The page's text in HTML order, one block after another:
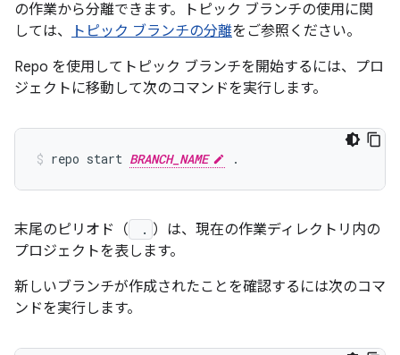
の作業から分離できます。トピック ブランチの使用に関
しては、
トピック ブランチの分離をご参照ください。
Repo を使用してトピック ブランチを開始するには、プロ
ジェクトに移動して次のコマンドを実行します。
repo start BRANCH_NAME
末尾のピリオド（ . ）は、現在の作業ディレクトリ内の
プロジェクトを表します。
新しいブランチが作成されたことを確認するには次のコマ
ンドを実行します。